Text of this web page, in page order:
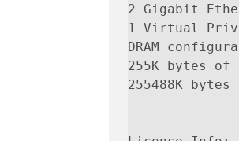
2 Gigabit
1 Virtual
DRAM
255K bytes
255488K